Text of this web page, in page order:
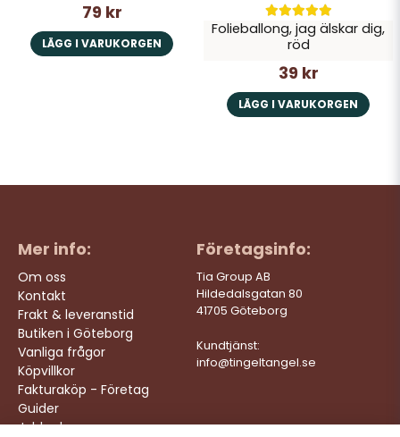
79 kr
LÄGG I VARUKORGEN
Folieballong, jag älskar dig,
röd
39 kr
LÄGG I VARUKORGEN
Mer info:
Om oss
Kontakt
Frakt & leveranstid
Butiken i Göteborg
Vanliga frågor
Köpvillkor
Fakturaköp - Företag
Guider
Jobba hos oss
Företagsinfo:
Tia Group AB
Hildedalsgatan 80
41705 Göteborg
Kundtjänst:
info@tingeltangel.se